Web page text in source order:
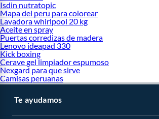
Isdin nutratopic
Mapa del peru para colorear
Lavadora whirlpool 20 kg
Aceite en spray
Puertas corredizas de madera
Lenovo ideapad 330
Kick boxing
Cerave gel limpiador espumoso
Nexgard para que sirve
Camisas peruanas
Te ayudamos